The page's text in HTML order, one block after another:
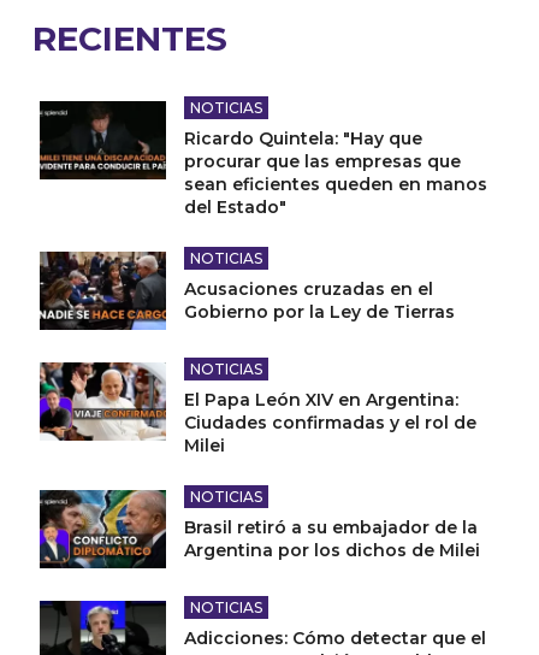
RECIENTES
NOTICIAS
Ricardo Quintela: "Hay que
procurar que las empresas que
sean eficientes queden en manos
del Estado"
NOTICIAS
Acusaciones cruzadas en el
Gobierno por la Ley de Tierras
NOTICIAS
El Papa León XIV en Argentina:
Ciudades confirmadas y el rol de
Milei
NOTICIAS
Brasil retiró a su embajador de la
Argentina por los dichos de Milei
NOTICIAS
Adicciones: Cómo detectar que el